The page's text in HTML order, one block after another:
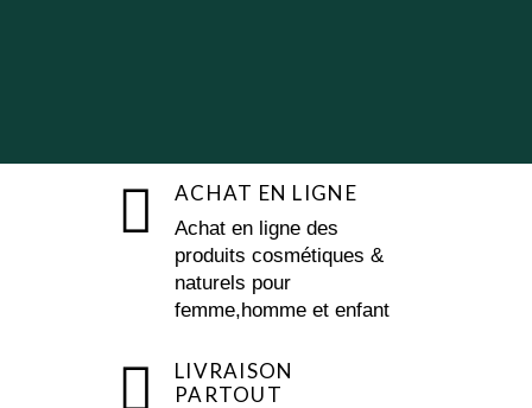
ACHAT EN LIGNE
Achat en ligne des
produits cosmétiques &
naturels pour
femme,homme et enfant
LIVRAISON
PARTOUT